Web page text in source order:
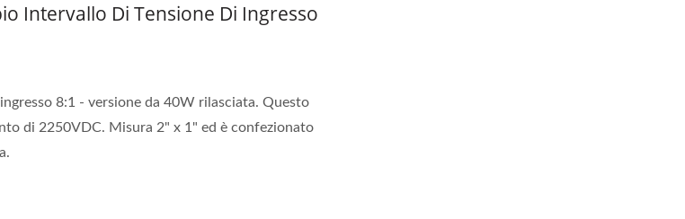
Intervallo Di Tensione Di Ingresso
8:1 - versione da 40W rilasciata. Questo
di 2250VDC. Misura 2" x 1" ed è confezionato